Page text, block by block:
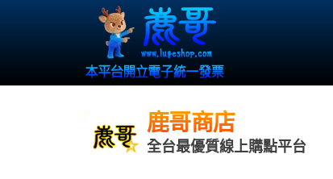
鹿哥商店
全台最優質線上購點平台